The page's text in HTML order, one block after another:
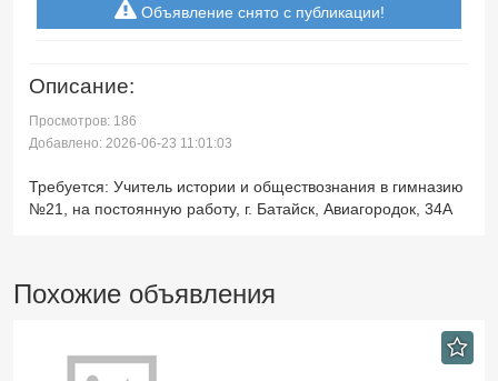
Объявление снято с публикации!
Описание:
Просмотров: 186
Добавлено: 2026-06-23 11:01:03
Требуется: Учитель истории и обществознания в гимназию
№21, на постоянную работу, г. Батайск, Авиагородок, 34А
Похожие объявления